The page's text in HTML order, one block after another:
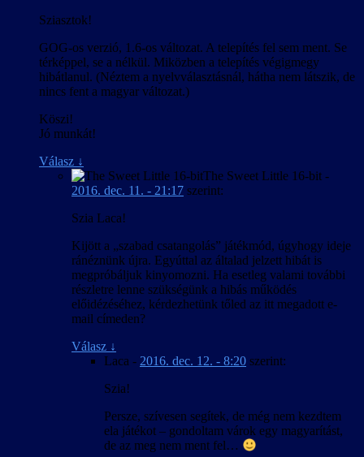
Sziasztok!
GOG-os verzió, 1.6-os változat. A telepítés fel sem ment. Se
térképpel, se a nélkül. Miközben a telepítés végigmegy
hibátlanul. (Néztem a nyelvválasztásnál, hátha nem látszik, de
nincs fent a magyar változat.)
Köszi!
Jó munkát!
Válasz ↓
The Sweet Little 16-bit -
2016. dec. 11. - 21:17 szerint:
Szia Laca!
Kijött a „szabad csatangolás” játékmód, úgyhogy ideje
ránéznünk újra. Egyúttal az általad jelzett hibát is
megpróbáljuk kinyomozni. Ha esetleg valami további
részletre lenne szükségünk a hibás működés
előidézéséhez, kérdezhetünk tőled az itt megadott e-
mail címeden?
Válasz ↓
Laca - 2016. dec. 12. - 8:20 szerint:
Szia!
Persze, szívesen segítek, de még nem kezdtem
ela játékot – gondoltam várok egy magyarítást,
de az meg nem ment fel…